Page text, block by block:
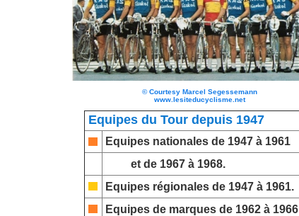
©Courtesy Marcel Segessemann
www.lesiteducyclisme.net
Equipes du Tour depuis 1947
Equipes nationalesde 1947 à 1961
et de 1967 à 1968.
Equipes régionalesde 1947 à 1961.
Equipes de marquesde 1962 à 1966